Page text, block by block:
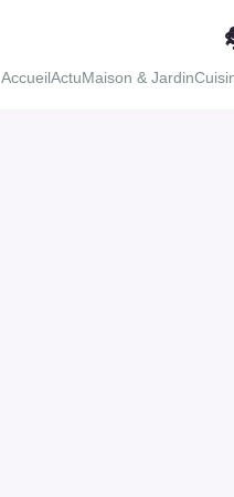
AccueilActuMaison & Jardin